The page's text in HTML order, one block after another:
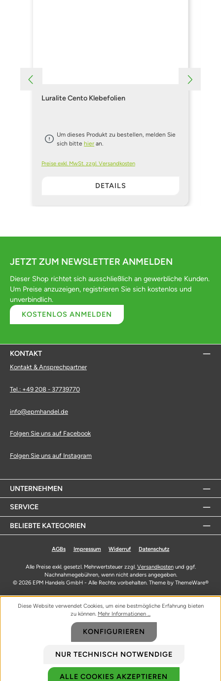
Biozidprodukte vorsichtig verwenden. Vor Gebrauch stets Etikett und
Luralite Cento Klebefolien
Um dieses Produkt zu bestellen, melden Sie
sich bittehier an.
Preise exkl. MwSt. zzgl. Versandkosten
DETAILS
JETZT ZUM NEWSLETTER ANMELDEN
Dieser Shop richtet sich ausschließlich an gewerbliche Kunden.
Um Preise anzuzeigen, registrieren Sie sich kostenlos und
unverbindlich.
KOSTENLOS ANMELDEN
KONTAKT
Kontakt & Ansprechpartner
Tel.: +49 208 - 37739770
info@epmhandel.de
Folgen Sie uns auf Facebook
Folgen Sie uns auf Instagram
UNTERNEHMEN
SERVICE
BELIEBTE KATEGORIEN
AGBs Impressum Widerruf Datenschutz
Alle Preise exkl. gesetzl. Mehrwertsteuer zzgl. Versandkostenund ggf.
Nachnahmegebühren, wenn nicht anders angegeben.
© 2026 EPM Handels GmbH - Alle Rechte vorbehalten. Theme by ThemeWare®
Diese Website verwendet Cookies, um eine bestmögliche Erfahrung bieten
zu können. Mehr Informationen ...
NUR TECHNISCH NOTWENDIGE
KONFIGURIEREN
ALLE COOKIES AKZEPTIEREN